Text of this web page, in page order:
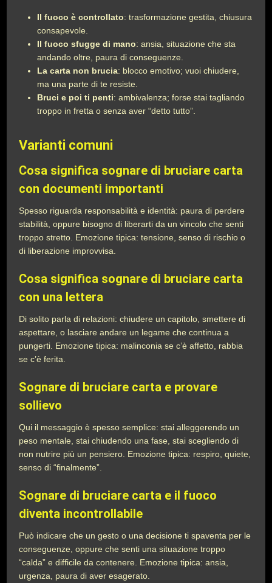
Il fuoco è controllato: trasformazione gestita, chiusura
consapevole.
Il fuoco sfugge di mano: ansia, situazione che sta
andando oltre, paura di conseguenze.
La carta non brucia: blocco emotivo; vuoi chiudere,
ma una parte di te resiste.
Bruci e poi ti penti: ambivalenza; forse stai tagliando
troppo in fretta o senza aver “detto tutto”.
Varianti comuni
Cosa significa sognare di bruciare carta
con documenti importanti
Spesso riguarda responsabilità e identità: paura di perdere
stabilità, oppure bisogno di liberarti da un vincolo che senti
troppo stretto. Emozione tipica: tensione, senso di rischio o
di liberazione improvvisa.
Cosa significa sognare di bruciare carta
con una lettera
Di solito parla di relazioni: chiudere un capitolo, smettere di
aspettare, o lasciare andare un legame che continua a
pungerti. Emozione tipica: malinconia se c’è affetto, rabbia
se c’è ferita.
Sognare di bruciare carta e provare
sollievo
Qui il messaggio è spesso semplice: stai alleggerendo un
peso mentale, stai chiudendo una fase, stai scegliendo di
non nutrire più un pensiero. Emozione tipica: respiro, quiete,
senso di “finalmente”.
Sognare di bruciare carta e il fuoco
diventa incontrollabile
Può indicare che un gesto o una decisione ti spaventa per le
conseguenze, oppure che senti una situazione troppo
“calda” e difficile da contenere. Emozione tipica: ansia,
urgenza, paura di aver esagerato.